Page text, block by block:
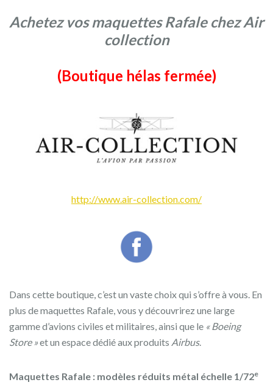
Achetez vos maquettes Rafale chez Air
collection
(Boutique hélas fermée)
http://www.air-collection.com/
Dans cette boutique, c’est un vaste choix qui s’offre à vous. En
plus de maquettes Rafale, vous y découvrirez une large
gamme d’avions civiles et militaires, ainsi que le « Boeing
Store »et un espace dédié aux produits Airbus.
Maquettes Rafale : modèles réduits métal échelle 1/72e